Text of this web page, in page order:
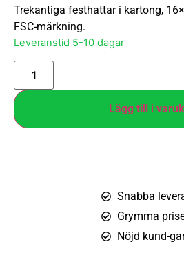
Trekantiga festhattar i kartong,
FSC-märkning.
Leveranstid 5-10 dagar
Lägg till i
Snabba
Grymma
Nöjd kund-